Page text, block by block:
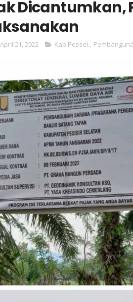
Dicantumkan,
21, 2022 Kab.Pessel.,